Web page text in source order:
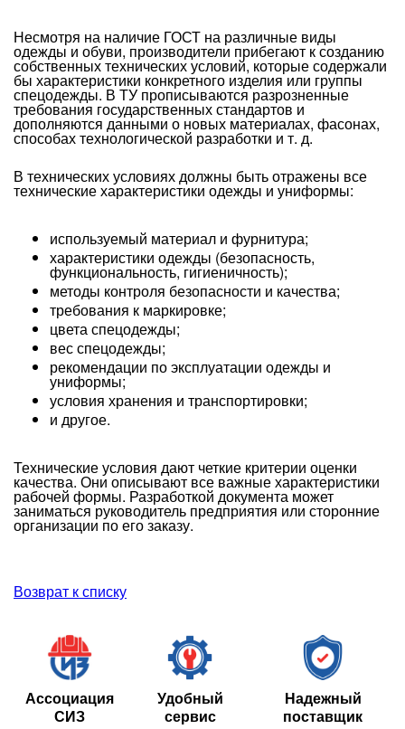
Несмотря на наличие ГОСТ на различные виды
одежды и обуви, производители прибегают к созданию
собственных технических условий, которые содержали
бы характеристики конкретного изделия или группы
спецодежды. В ТУ прописываются разрозненные
требования государственных стандартов и
дополняются данными о новых материалах, фасонах,
способах технологической разработки и т. д.
В технических условиях должны быть отражены все
технические характеристики одежды и униформы:
используемый материал и фурнитура;
характеристики одежды (безопасность,
функциональность, гигиеничность);
методы контроля безопасности и качества;
требования к маркировке;
цвета спецодежды;
вес спецодежды;
рекомендации по эксплуатации одежды и
униформы;
условия хранения и транспортировки;
и другое.
Технические условия дают четкие критерии оценки
качества. Они описывают все важные характеристики
рабочей формы. Разработкой документа может
заниматься руководитель предприятия или сторонние
организации по его заказу.
Возврат к списку
Ассоциация
СИЗ
Удобный
сервис
Надежный
поставщик